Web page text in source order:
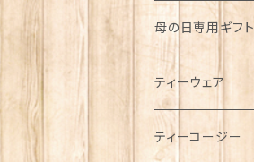
タルト
プリン
八天堂
母の日専用ギフト
ティーウェア
ティーセット
ティーコージー